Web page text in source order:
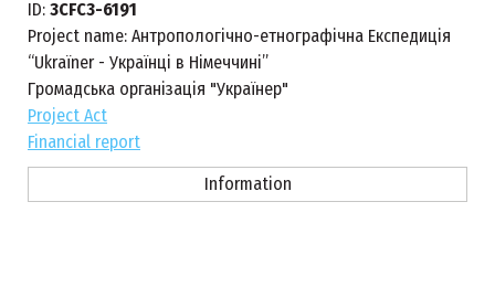
ID: 3CFC3-6191
Project name: Антропологічно-етнографічна Експедиція
“Ukraїner - Українці в Німеччині”
Громадська організація "Українер"
Project Act
Financial report
Information